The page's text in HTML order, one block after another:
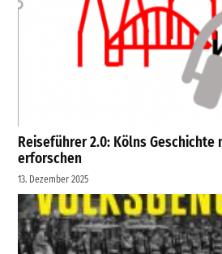
Reiseführer 2.0: Kölns Geschichte
erforschen
13. Dezember 2025